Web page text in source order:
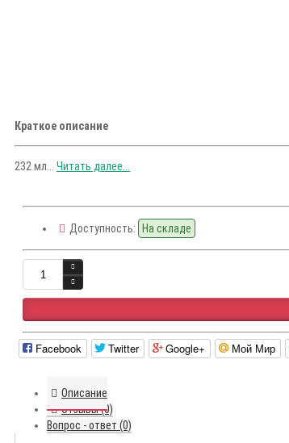
Краткое описание
232 мл... Читать далее...
Доступность: На складе
Facebook Twitter Google+ Мой Мир
Описание
Отзывы (0)
Вопрос - ответ (0)